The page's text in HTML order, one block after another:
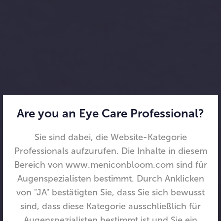
Are you an Eye Care Professional?
Sie sind dabei, die Website-Kategorie
Professionals aufzurufen. Die Inhalte in diesem
Bereich von www.meniconbloom.com sind für
Augenspezialisten bestimmt. Durch Anklicken
von "JA" bestätigten Sie, dass Sie sich bewusst
sind, dass diese Kategorie ausschließlich für